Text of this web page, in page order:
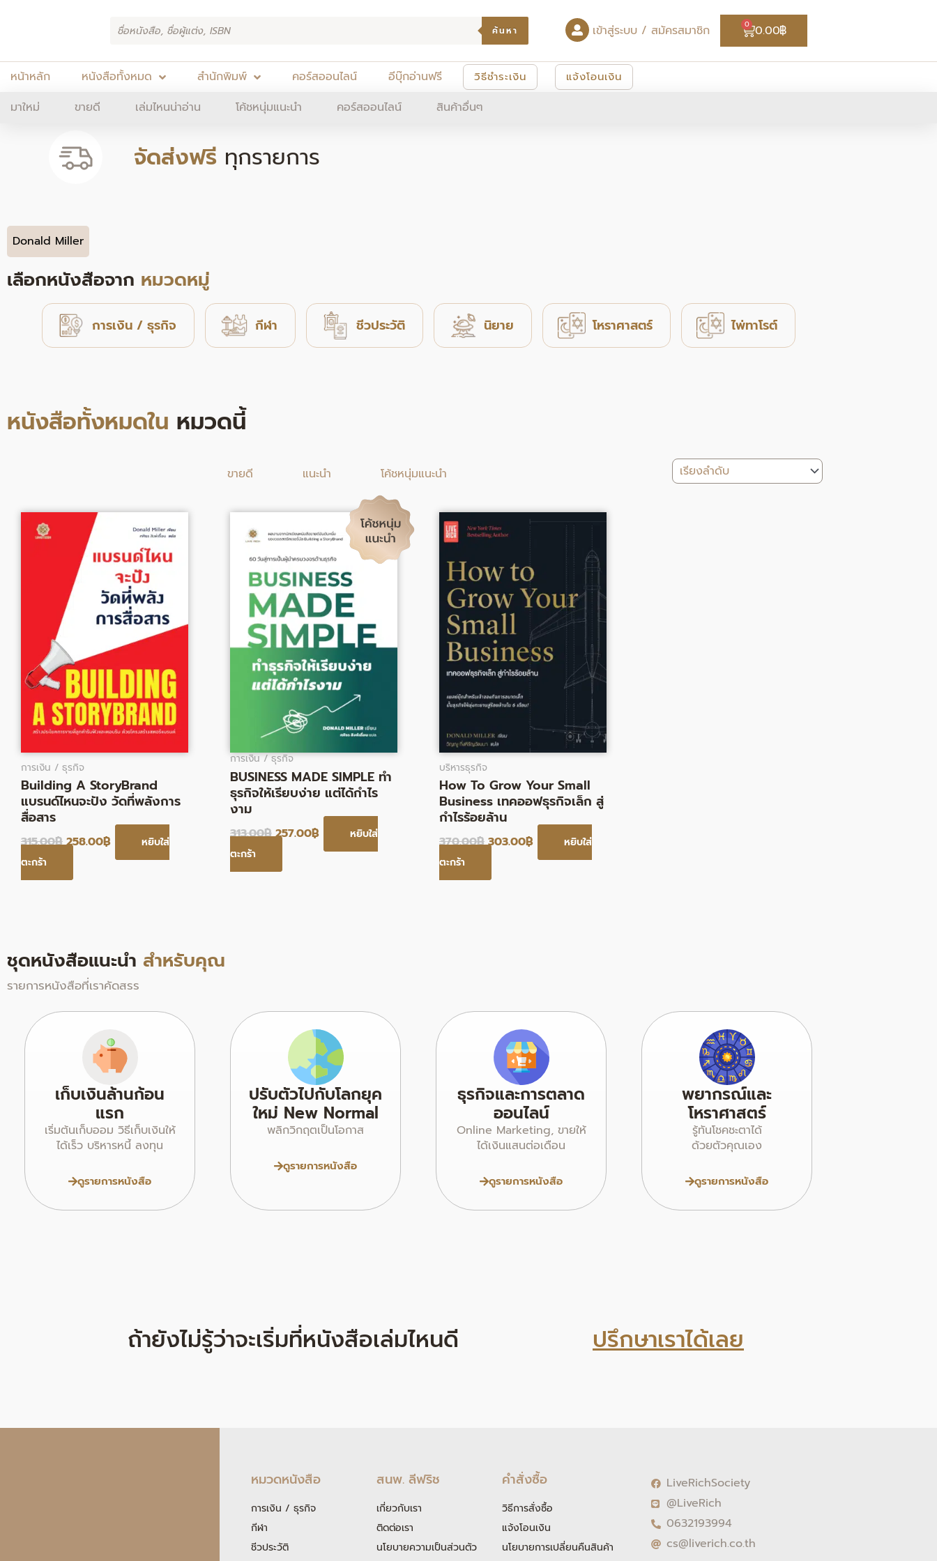
Products
search ค้นหา เข้าสู่ระบบ / สมัครสมาชิก 0.00฿
0
Cart
หน้าหลัก หนังสือทั้งหมด สำนักพิมพ์ คอร์สออนไลน์ อีบุ๊กอ่านฟรี วิธีชำระเงิน แจ้งโอนเงิน
มาใหม่ ขายดี เล่มไหนน่าอ่าน โค้ชหนุ่มแนะนำ คอร์สออนไลน์ สินค้าอื่นๆ
จัดส่งฟรี ทุกรายการ
Donald Miller
เลือกหนังสือจาก หมวดหมู่
การเงิน / ธุรกิจ กีฬา ชีวประวัติ นิยาย โหราศาสตร์ ไพ่ทาโรต์
หนังสือทั้งหมดใน หมวดนี้
ขายดี แนะนำ โค้ชหนุ่มแนะนำ
การเงิน / ธุรกิจ
Building A StoryBrand
แบรนด์ไหนจะปัง วัดที่พลังการ
สื่อสาร
315.00฿
price
was:
315.00฿.
258.00฿
258.00฿.
หยิบใส่
ตะกร้า
การเงิน / ธุรกิจ
BUSINESS MADE SIMPLE ทํา
ธุรกิจให้เรียบง่าย แต่ได้กําไร
งาม
313.00฿
was:
313.00฿.
257.00฿
Current
is:
257.00฿.
หยิบใส่
ตะกร้า
บริหารธุรกิจ
How To Grow Your Small
Business เทคออฟธุรกิจเล็ก สู่
กำไรร้อยล้าน
370.00฿
was:
303.00฿
303.00฿.
หยิบใส่
ตะกร้า
ชุดหนังสือแนะนำ สำหรับคุณ
รายการหนังสือที่เราคัดสรร
เก็บเงินล้านก้อน
แรก
เริ่มต้นเก็บออม วิธีเก็บเงินให้
ได้เร็ว บริหารหนี้ ลงทุน
ดูรายการหนังสือ
ปรับตัวไปกับโลกยุค
ใหม่ New Normal
พลิกวิกฤตเป็นโอกาส
ดูรายการหนังสือ
ธุรกิจและการตลาด
ออนไลน์
Online Marketing, ขายให้
ได้เงินแสนต่อเดือน
ดูรายการหนังสือ
พยากรณ์และ
โหราศาสตร์
รู้ทันโชคชะตาได้
ด้วยตัวคุณเอง
ดูรายการหนังสือ
ถ้ายังไม่รู้ว่าจะเริ่มที่หนังสือเล่มไหนดี ปรึกษาเราได้เลย
หมวดหนังสือ
การเงิน / ธุรกิจ
กีฬา
ชีวประวัติ
สนพ. ลีฟริช
เกี่ยวกับเรา
ติดต่อเรา
นโยบายความเป็นส่วนตัว
คำสั่งซื้อ
วิธีการสั่งซื้อ
แจ้งโอนเงิน
นโยบายการเปลี่ยนคืนสินค้า
LiveRichSociety
@LiveRich
0632193994
cs@liverich.co.th